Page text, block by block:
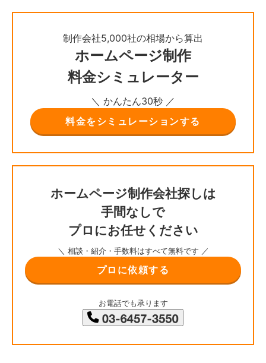
制作会社5,000社の相場から算出
ホームページ制作
料金シミュレーター
＼ かんたん30秒 ／
料金をシミュレーションする
ホームページ制作会社探しは
手間なしで
プロにお任せください
＼ 相談・紹介・手数料はすべて無料です ／
プロに依頼する
お電話でも承ります